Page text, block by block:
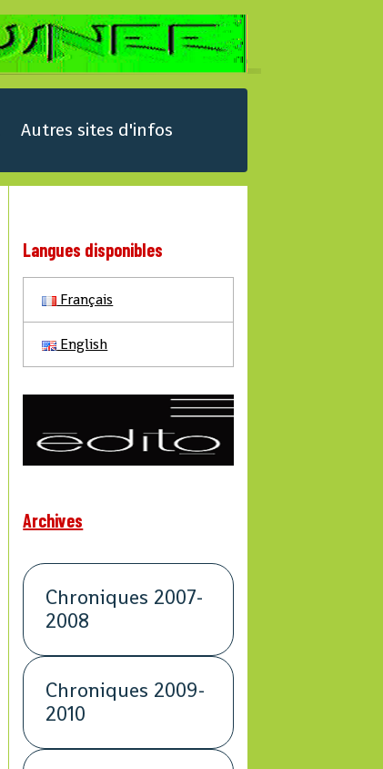
Autres sites d'infos
Langues disponibles
Français
English
Archives
Chroniques 2007-
2008
Chroniques 2009-
2010